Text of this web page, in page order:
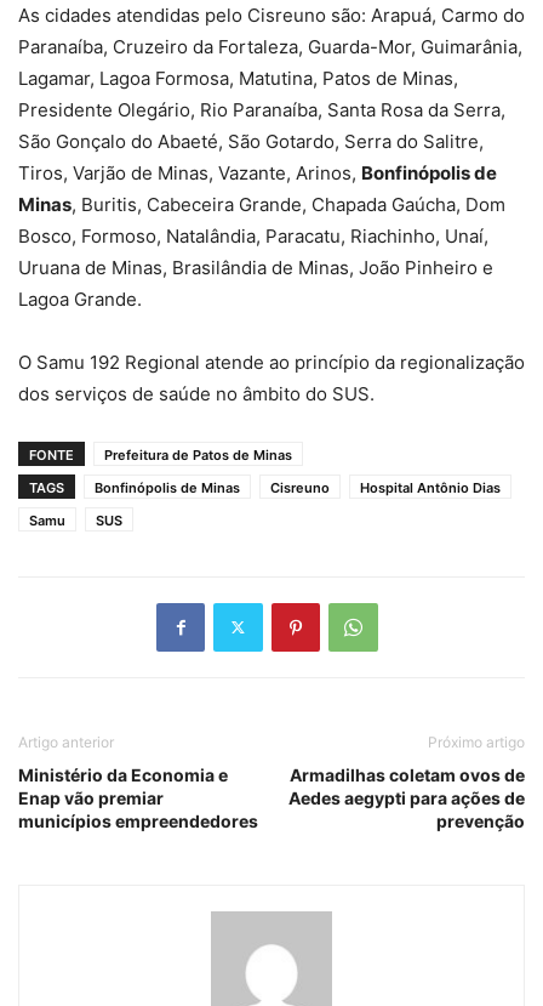
As cidades atendidas pelo Cisreuno são: Arapuá, Carmo do
Paranaíba, Cruzeiro da Fortaleza, Guarda-Mor, Guimarânia,
Lagamar, Lagoa Formosa, Matutina, Patos de Minas,
Presidente Olegário, Rio Paranaíba, Santa Rosa da Serra,
São Gonçalo do Abaeté, São Gotardo, Serra do Salitre,
Tiros, Varjão de Minas, Vazante, Arinos, Bonfinópolis de
Minas, Buritis, Cabeceira Grande, Chapada Gaúcha, Dom
Bosco, Formoso, Natalândia, Paracatu, Riachinho, Unaí,
Uruana de Minas, Brasilândia de Minas, João Pinheiro e
Lagoa Grande.
O Samu 192 Regional atende ao princípio da regionalização
dos serviços de saúde no âmbito do SUS.
FONTE
Prefeitura de Patos de Minas
TAGS
Bonfinópolis de Minas Cisreuno
Hospital Antônio Dias
Samu
SUS
Artigo anterior
Ministério da Economia e
Enap vão premiar
municípios empreendedores
Próximo artigo
Armadilhas coletam ovos de
Aedes aegypti para ações de
prevenção